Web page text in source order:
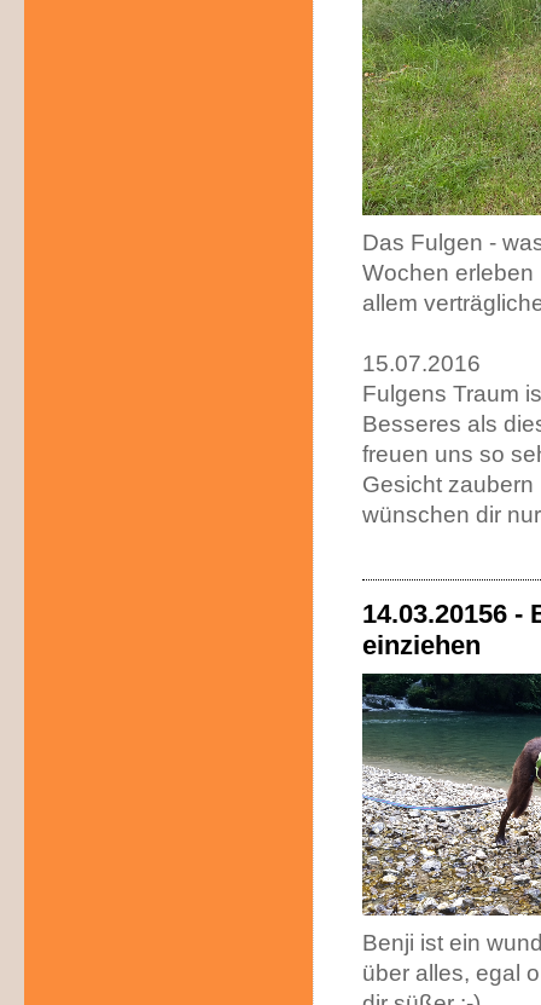
Das Fulgen -
Wochen erleben
allem
15.07.2016
Fulgens Traum
Besseres als
freuen uns so
Gesicht zaubern
wünschen dir
14.03.20156
einziehen
Benji ist ein
über alles, egal